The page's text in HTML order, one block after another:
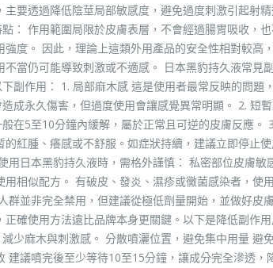
要透過降低陰莖局部敏感度，避免過度刺激引起射
： 作用範圍局限於皮膚表層，不會經過腸胃吸收，
度。 因此，理論上這類外用產品的安全性相對較高
當仍可能導致刺激或不適感。 日本黑豹持久液常見
副作用： 1. 局部麻木感 這是使用者最常反映的問題
成永久傷害，但過度使用會讓感覺異常明顯。 2. 短
在5至10分鐘內緩解，屬於正常且可逆的皮膚反應。
紅腫、癢感或不舒服。如症狀持續，建議立即停止
日本黑豹持久液時，需格外謹慎： 私密部位皮膚敏
相似配方。 有破皮、發炎、濕疹或黴菌感染者，使
並非完全禁用，但建議從極低劑量開始，並做好皮
確使用方法遠比品牌本身更關鍵。以下是降低副作用
少麻木與刺激感。 分散噴灑位置，避免集中用量 避
議噴完後至少等待10至15分鐘，讓成分完全滲透，